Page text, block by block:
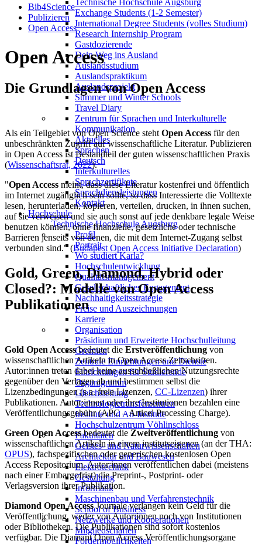
Exchange Students (1-2 Semester)
International Degree Students (volles Studium)
Research Internship Program
Gastdozierende
Dein Weg ins Ausland
Auslandsstudium
Auslandspraktikum
Auslandsprojekt
Summer und Winter Schools
Travel Diary
Zentrum für Sprachen und Interkulturelle
Kommunikation
Aktuelles
Sprachen
Deutsch
Interkulturelles
Sprachzertifikate
Sprachdiensleistungen
Kontakt
Hochschule
Technische Hochschule Augsburg
Profil
Portrait
Wo studiert Karla?
Hochschulentwicklung
Qualitätsmanagement
Gesellschaftliches Engagement
Nachhaltigkeitsstrategie
Preise und Auszeichnungen
Karriere
Organisation
Präsidium und Erweiterte Hochschulleitung
Gremien
Zentrale Einrichtungen und Dienste
Einrichtungen für Studierende
Organigramm
Gleichstellung
Technologietransferzentren
Institute und An-Institute
Hochschulzentrum Vöhlinschloss
Fakultäten
Geistes- und Naturwissenschaften
Architektur und Bauwesen
Elektrotechnik
Gestaltung
Informatik
Maschinenbau und Verfahrenstechnik
School of Business
Netzwerke und Kooperationen
Mitgliedschaften
Fördermöglichkeiten
Bib4Science
Publizieren
Open Access
Open Access
Die Grundlagen von Open Access
Als ein Teilgebiet von Open Science steht Open Access für den
unbeschränkten Zugriff auf wissenschaftliche Literatur. Publizieren
in Open Access ist Bestandteil der guten wissenschaftlichen Praxis
(Wissenschaftsrat, 2022).
"Open Access meint, dass diese Literatur kostenfrei und öffentlich
im Internet zugänglich sein sollte, so dass Interessierte die Volltexte
lesen, herunterladen, kopieren, verteilen, drucken, in ihnen suchen,
auf sie verweisen und sie auch sonst auf jede denkbare legale Weise
benutzen können, ohne finanzielle, gesetzliche oder technische
Barrieren jenseits von denen, die mit dem Internet-Zugang selbst
verbunden sind." (Budapest Open Access Initiative Declaration)
Gold, Green, Diamond, Hybrid oder
Closed?: Modelle von Open Access
Publikationen
Gold Open Accessbedeutet die Erstveröffentlichung von
wissenschaftlichen Artikeln in Open Access Zeitschriften.
Autor:innen treten dabei keine ausschließlichen Nutzungsrechte
gegenüber den Verlagen ab und bestimmen selbst die
Lizenzbedingungen (s.a. freie Lizenzen, CC-Lizenzen) ihrer
Publikationen. Autor:innen oder ihre Institutionen bezahlen eine
Veröffentlichungsgebühr (APC – Articel Processing Charge).
Green Open Accessbedeutet die Zweitveröffentlichung von
wissenschaftlichen Artikeln in einem institutseigenen (an der THA:
OPUS), fachspezifischen oder generischen kostenlosen Open
Access Repositorium. Autor:innen veröffentlichen dabei (meistens
nach einer Embargofrist) die Preprint-, Postprint- oder
Verlagsversion ihrer Publikation.
Diamond Open AccessJournale verlangen kein Geld für die
Veröffentlichung, weder von Autor:innen noch von Institutionen
oder Bibliotheken. Die Publikationen sind sofort kostenlos
verfügbar. Die Diamant Open Access Veröffentlichungsorgane